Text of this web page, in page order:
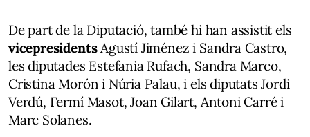
De part de la Diputació, també hi han assistit els
vicepresidentsAgustí Jiménez i Sandra Castro,
les diputades Estefania Rufach, Sandra Marco,
Cristina Morón i Núria Palau, i els diputats Jordi
Verdú, Fermí Masot, Joan Gilart, Antoni Carré i
Marc Solanes.